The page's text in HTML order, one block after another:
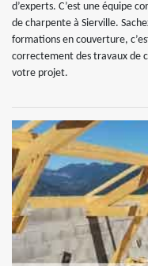
d’experts. C’est une équipe
de charpente à Sierville.
formations en couverture,
correctement des travaux de
votre projet.